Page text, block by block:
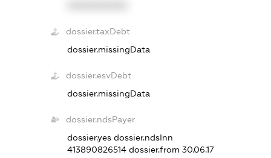
dossier.taxDebt
dossier.missingData
dossier.esvDebt
dossier.missingData
dossier.ndsPayer
dossier.yes dossier.ndsInn
413890826514 dossier.from 30.06.17